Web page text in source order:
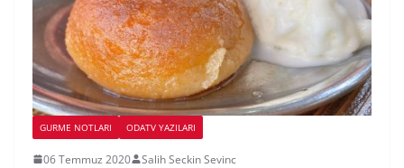
GURME NOTLARI ODATV YAZILARI
06 Temmuz 2020 Salih Seckin Sevinc